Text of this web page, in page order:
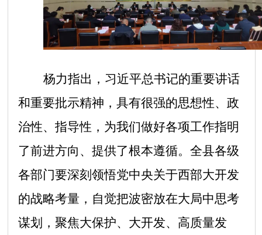
杨力指出，习近平总书记的重要讲话
和重要批示精神，具有很强的思想性、政
治性、指导性，为我们做好各项工作指明
了前进方向、提供了根本遵循。全县各级
各部门要深刻领悟党中央关于西部大开发
的战略考量，自觉把波密放在大局中思考
谋划，聚焦大保护、大开发、高质量发